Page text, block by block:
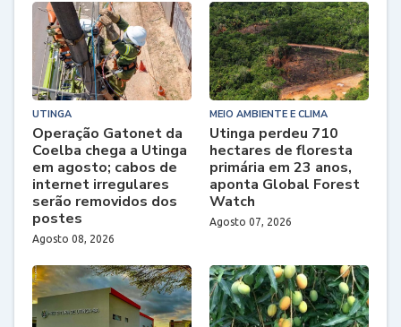
UTINGA
Operação Gatonet da
Coelba chega a Utinga
em agosto; cabos de
internet irregulares
serão removidos dos
postes
Agosto 08, 2026
MEIO AMBIENTE E CLIMA
Utinga perdeu 710
hectares de floresta
primária em 23 anos,
aponta Global Forest
Watch
Agosto 07, 2026